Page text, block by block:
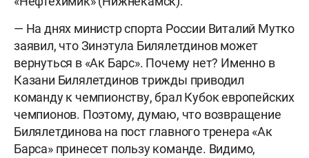
— На днях министр спорта России Виталий Мутко
заявил, что Зинэтула Билялетдинов может
вернуться в «Ак Барс». Почему нет? Именно в
Казани Билялетдинов трижды приводил
команду к чемпионству, брал Кубок европейских
чемпионов. Поэтому, думаю, что возвращение
Билялетдинова на пост главного тренера «Ак
Барса» принесет пользу команде. Видимо,